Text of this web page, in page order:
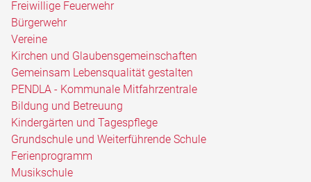
Freiwillige Feuerwehr
Bürgerwehr
Vereine
Kirchen und Glaubensgemeinschaften
Gemeinsam Lebensqualität gestalten
PENDLA - Kommunale Mitfahrzentrale
Bildung und Betreuung
Kindergärten und Tagespflege
Grundschule und Weiterführende Schule
Ferienprogramm
Musikschule